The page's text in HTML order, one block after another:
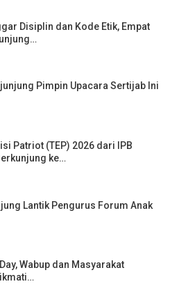
Disiplin dan Kode Etik, Empat
Pimpin Upacara Sertijab Ini
Patriot (TEP) 2026 dari IPB
ke…
Lantik Pengurus Forum Anak
Wabup dan Masyarakat